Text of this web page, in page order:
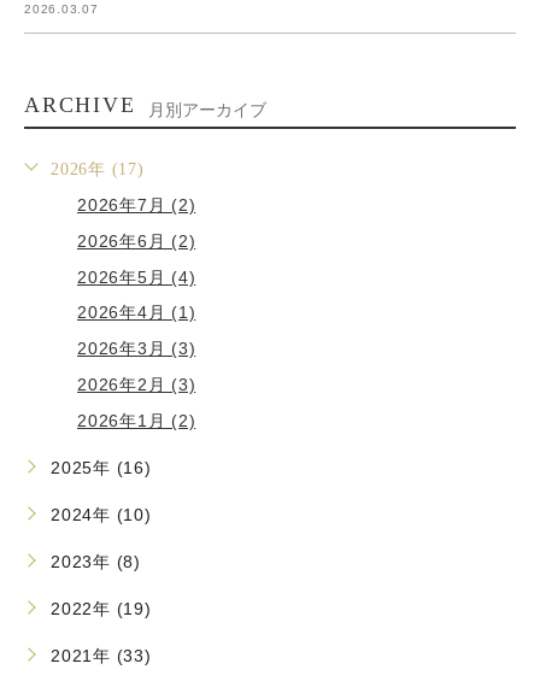
2026.03.07
ARCHIVE 月別アーカイブ
2026年 (17)
2026年7月 (2)
2026年6月 (2)
2026年5月 (4)
2026年4月 (1)
2026年3月 (3)
2026年2月 (3)
2026年1月 (2)
2025年 (16)
2024年 (10)
2023年 (8)
2022年 (19)
2021年 (33)